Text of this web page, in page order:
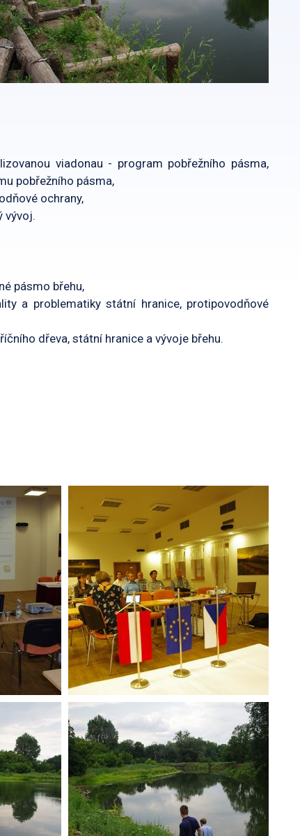
viadonau - program pobřežního pásma,
pobřežního pásma,
ochrany,
vývoj.
pásmo břehu,
a problematiky státní hranice, protipovodňové
dřeva, státní hranice a vývoje břehu.